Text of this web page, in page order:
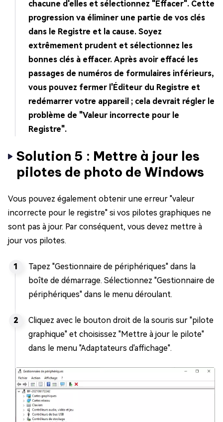
chacune d'elles et sélectionnez "Effacer". Cette
progression va éliminer une partie de vos clés
dans le Registre et la cause. Soyez
extrêmement prudent et sélectionnez les
bonnes clés à effacer. Après avoir effacé les
passages de numéros de formulaires inférieurs,
vous pouvez fermer l'Éditeur du Registre et
redémarrer votre appareil ; cela devrait régler le
problème de "Valeur incorrecte pour le
Registre".
Solution 5 : Mettre à jour les
pilotes de photo de Windows
Vous pouvez également obtenir une erreur "valeur
incorrecte pour le registre" si vos pilotes graphiques ne
sont pas à jour. Par conséquent, vous devez mettre à
jour vos pilotes.
Tapez "Gestionnaire de périphériques" dans la
boîte de démarrage. Sélectionnez "Gestionnaire de
périphériques" dans le menu déroulant.
Cliquez avec le bouton droit de la souris sur "pilote
graphique" et choisissez "Mettre à jour le pilote"
dans le menu "Adaptateurs d'affichage".